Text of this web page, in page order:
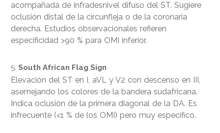
acompañada de infradesnivel difuso del ST. Sugiere
oclusión distal de la circunfleja o de la coronaria
derecha. Estudios observacionales refieren
especificidad >90 % para OMI inferior.
South African Flag Sign
Elevación del ST en I, aVL y V2 con descenso en III,
asemejando los colores de la bandera sudafricana.
Indica oclusión de la primera diagonal de la DA. Es
infrecuente (<1 % de los OMI) pero muy específico.